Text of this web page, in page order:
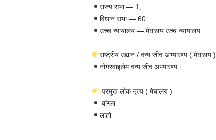
राज्य सभा — 1,
विधान सभा — 60
उच्च न्यायालय — मेघालय उच्च न्यायालय
राष्ट्रीय उद्यान / वन्य जीव अभ्यारण्य ( मेघालय )
नोंगरवाइलेम वन्य जीव अभ्यारण्य।
प्रमुख लोक नृत्य ( मेघालय )
बांग्ला
लाहो